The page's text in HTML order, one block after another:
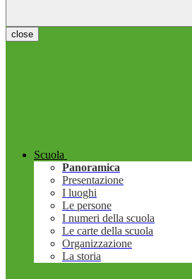
close
Scuola
Panoramica
Presentazione
I luoghi
Le persone
I numeri della scuola
Le carte della scuola
Organizzazione
La storia